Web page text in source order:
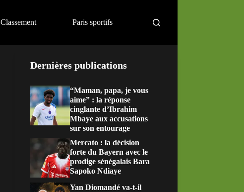
Classement Paris sportifs
Dernières publications
“Maman, papa, je vous
aime” : la réponse
cinglante d’Ibrahim
Mbaye aux accusations
sur son entourage
Mercato : la décision
forte du Bayern avec le
prodige sénégalais Bara
Sapoko Ndiaye
Yan Diomandé va-t-il